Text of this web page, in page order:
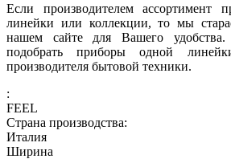
Если производителем ассортимент
линейки или коллекции, то мы
нашем сайте для Вашего
подобрать приборы одной
производителя бытовой техники.
:
FEEL
Страна производства:
Италия
Ширина